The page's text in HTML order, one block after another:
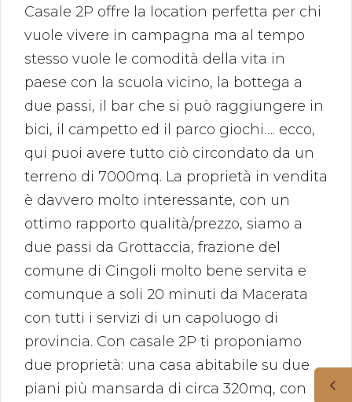
Casale 2P offre la location perfetta per chi
vuole vivere in campagna ma al tempo
stesso vuole le comodità della vita in
paese con la scuola vicino, la bottega a
due passi, il bar che si può raggiungere in
bici, il campetto ed il parco giochi…. ecco,
qui puoi avere tutto ciò circondato da un
terreno di 7000mq. La proprietà in vendita
è davvero molto interessante, con un
ottimo rapporto qualità/prezzo, siamo a
due passi da Grottaccia, frazione del
comune di Cingoli molto bene servita e
comunque a soli 20 minuti da Macerata
con tutti i servizi di un capoluogo di
provincia. Con casale 2P ti proponiamo
due proprietà: una casa abitabile su due
piani più mansarda di circa 320mq, con